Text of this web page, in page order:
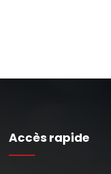
Accès rapide